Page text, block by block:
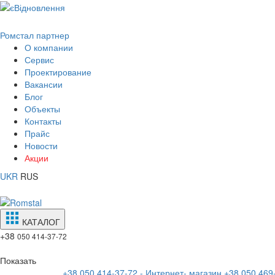
Ромстал партнер
О компании
Сервис
Проектирование
Вакансии
Блог
Объекты
Контакты
Прайс
Новости
Акции
UKR RUS
КАТАЛОГ
+38 050 414-37-72
Показать
+38 050 414-37-72 - Интернет- магазин +38 050